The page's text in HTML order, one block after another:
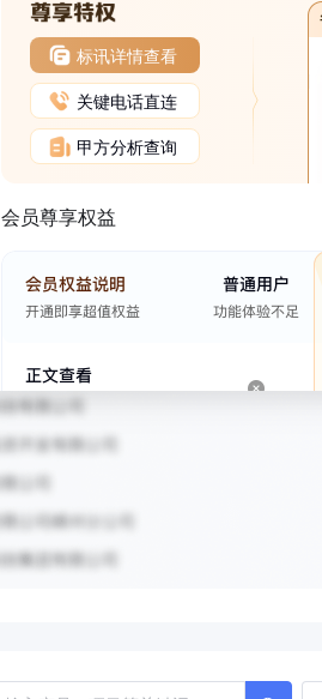
标讯详情查看
关键电话直连
甲方分析查询
会员尊享权益